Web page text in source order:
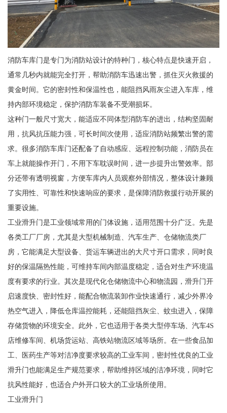
消防车库门是专门为消防站设计的特种门，核心特点是快速开启，
通常几秒内就能完全打开，帮助消防车迅速出警，抓住灭火救援的
黄金时间。它的密封性和保温性也，能阻挡风雨灰尘进入车库，维
持内部环境稳定，保护消防车装备不受潮损坏。
这种门一般尺寸宽大，能适应不同体型消防车的进出，结构坚固耐
用，抗风抗压能力强，可长时间次使用，适应消防站频繁出警的需
求。很多消防车库门还配备了自动感应、远程控制功能，消防员在
车上就能操作开门，不用下车耽误时间，进一步提升出警效率。部
分还带有透明视窗，方便车库内人员观察外部情况，整体设计兼顾
了实用性、可靠性和快速响应的要求，是保障消防救援行动开展的
重要设施。
工业滑升门是工业领域常用的门体设施，适用范围十分广泛。先是
各类工厂厂房，尤其是大型机械制造、汽车生产、仓储物流类厂
房，它能满足大型设备、货运车辆进出的大尺寸开口需求，同时良
好的保温隔热性能，可维持车间内部温度稳定，适合对生产环境温
度有要求的行业。其次是现代化仓储物流中心和物流园，滑升门开
启速度快、密封性好，能配合物流装卸作业快速通行，减少外界冷
热空气进入，降低仓库温控能耗，还能阻挡灰尘、蚊虫进入，保障
存储货物的环境安全。此外，它也适用于各类大型停车场、汽车4S
店维修车间、机场货运站、高铁站物流区域等场所。在一些食品加
工、医药生产等对洁净度要求较高的工业车间，密封性优良的工业
滑升门也能满足生产规范要求，帮助维持区域的洁净环境，同时它
抗风性能好，也适合户外开口较大的工业场所使用。
工业滑升门